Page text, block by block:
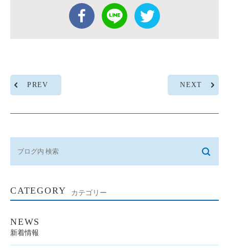
PREV NEXT
CATEGORY カテゴリー
NEWS
新着情報